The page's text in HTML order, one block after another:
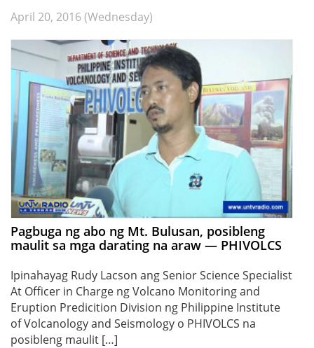
April 20, 2016 (Wednesday)
Pagbuga ng abo ng Mt. Bulusan, posibleng
maulit sa mga darating na araw — PHIVOLCS
Ipinahayag Rudy Lacson ang Senior Science Specialist
At Officer in Charge ng Volcano Monitoring and
Eruption Predicition Division ng Philippine Institute
of Volcanology and Seismology o PHIVOLCS na
posibleng maulit […]